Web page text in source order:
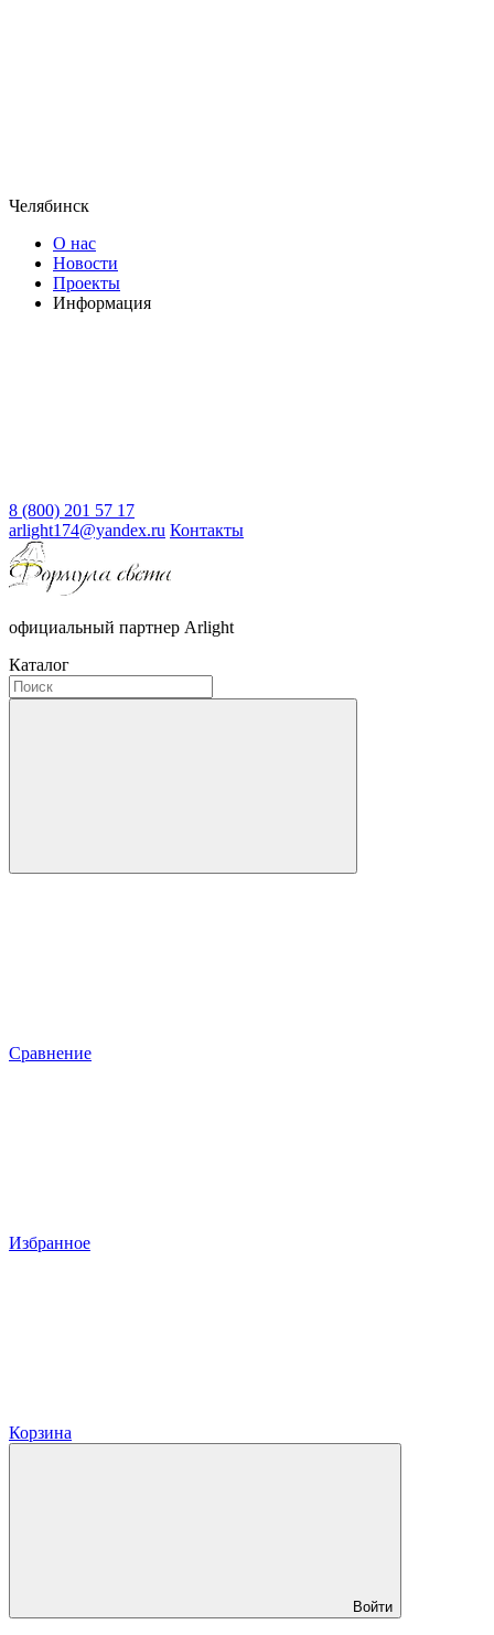
Челябинск
О нас
Новости
Проекты
Информация
8 (800) 201 57 17
arlight174@yandex.ru Контакты
официальный партнер Arlight
Каталог
Сравнение
Избранное
Корзина
Войти